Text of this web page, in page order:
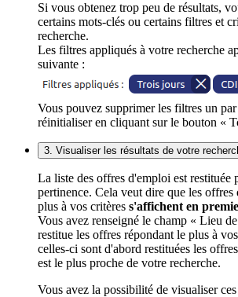
Si vous obtenez trop peu de résultats,
certains mots-clés ou certains filtres et
recherche.
Les filtres appliqués à votre recherche
suivante :
Vous pouvez supprimer les filtres un
réinitialiser en cliquant sur le bouton «
3. Visualiser les résultats de votre
La liste des offres d'emploi est restituée
pertinence. Cela veut dire que les
plus à vos critères s'affichent en
Vous avez renseigné le champ « Lieu
restitue les offres répondant le plus à
celles-ci sont d'abord restituées les
est le plus proche de votre recherche.
Vous avez la possibilité de visualiser